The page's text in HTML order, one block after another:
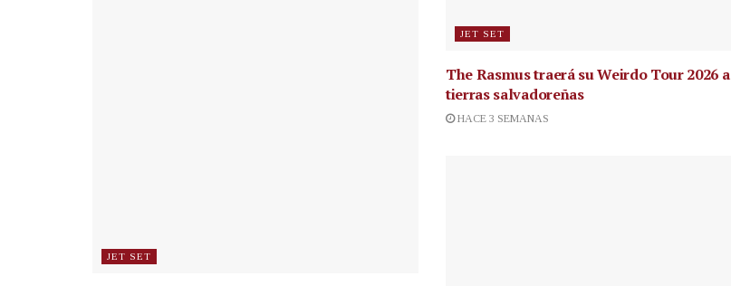
JET SET
JET SET
The Rasmus traerá su Weirdo Tour 2026 a
tierras salvadoreñas
HACE 3 SEMANAS